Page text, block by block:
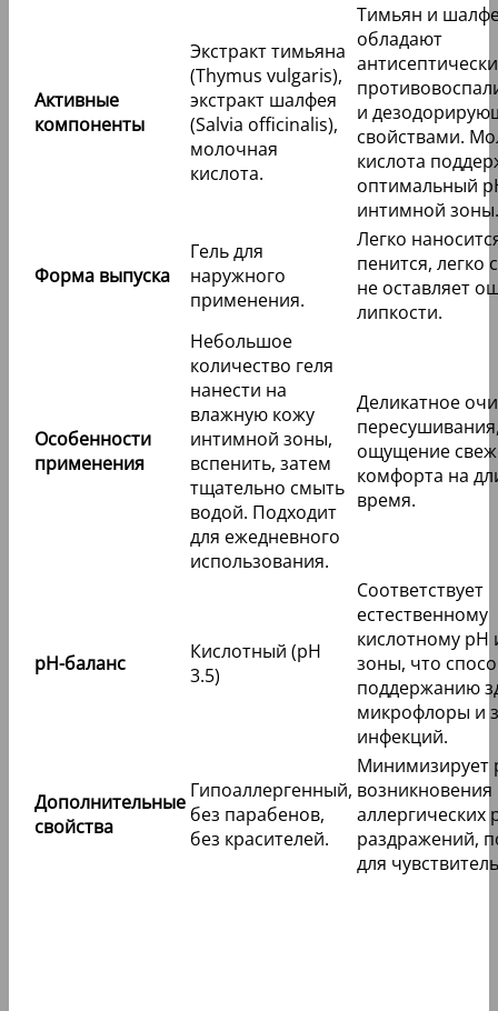
Активные
компоненты
Экстракт тимьяна
(Thymus vulgaris),
экстракт шалфея
(Salvia officinalis),
молочная
кислота.
Тимьян и
обладают
и
свойствами.
кислота
оптимальный
интимной зоны.
Форма выпуска
Гель для
наружного
применения.
Легко
пенится, легко
не оставляет
липкости.
Особенности
применения
Небольшое
количество геля
нанести на
влажную кожу
интимной зоны,
вспенить, затем
тщательно смыть
водой. Подходит
для ежедневного
использования.
Деликатное
ощущение
комфорта на
время.
pH-баланс
Кислотный (pH
3.5)
Соответствует
естественному
кислотному
зоны, что
поддержанию
микрофлоры и
инфекций.
Дополнительные
свойства
Гипоаллергенный,
без парабенов,
без красителей.
Минимизирует
возникновения
аллергических
раздражений,
для